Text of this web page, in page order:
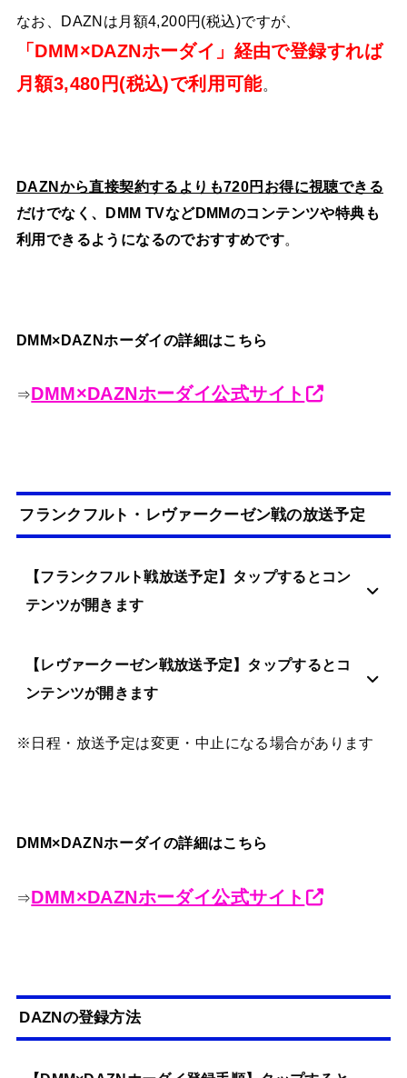
なお、DAZNは月額4,200円(税込)ですが、
「DMM×DAZNホーダイ」経由で登録すれば
月額3,480円(税込)で利用可能。
DAZNから直接契約するよりも720円お得に視聴できる
だけでなく、DMM TVなどDMMのコンテンツや特典も
利用できるようになるのでおすすめです。
DMM×DAZNホーダイの詳細はこちら
⇒DMM×DAZNホーダイ公式サイト
フランクフルト・レヴァークーゼン戦の放送予定
【フランクフルト戦放送予定】タップするとコン
テンツが開きます
【レヴァークーゼン戦放送予定】タップするとコ
ンテンツが開きます
※日程・放送予定は変更・中止になる場合があります
DMM×DAZNホーダイの詳細はこちら
⇒DMM×DAZNホーダイ公式サイト
DAZNの登録方法